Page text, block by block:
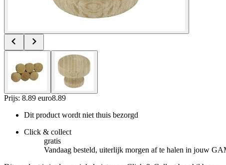
Prijs: 8.89 euro8.89
Dit product wordt niet thuis bezorgd
Click & collect
gratis
Vandaag besteld, uiterlijk morgen af te halen in jouw